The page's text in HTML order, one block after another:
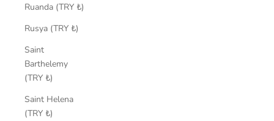
Ruanda (TRY ₺)
Rusya (TRY ₺)
Saint
Barthelemy
(TRY ₺)
Saint Helena
(TRY ₺)